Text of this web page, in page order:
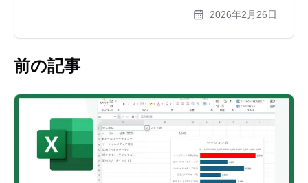
い、6つの作成ステップ、スマホ比較の具体例、無料ツー
ルを使った散布図の作り方まで網羅しています。2026年2月26日
前の記事